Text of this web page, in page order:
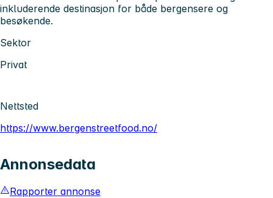
inkluderende destinasjon for både bergensere og
besøkende.
Sektor
Privat
Nettsted
https://www.bergenstreetfood.no/
Annonsedata
Rapporter annonse